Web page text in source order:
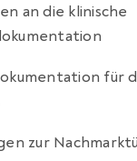
an die klinische
für
zur